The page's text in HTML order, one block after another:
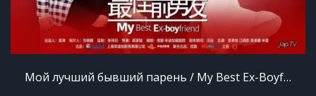
Мой лучший бывший парень / My Best Ex-Boyfriend / Best Lovers / Zui Jia Qian Nan You (2015) MP3